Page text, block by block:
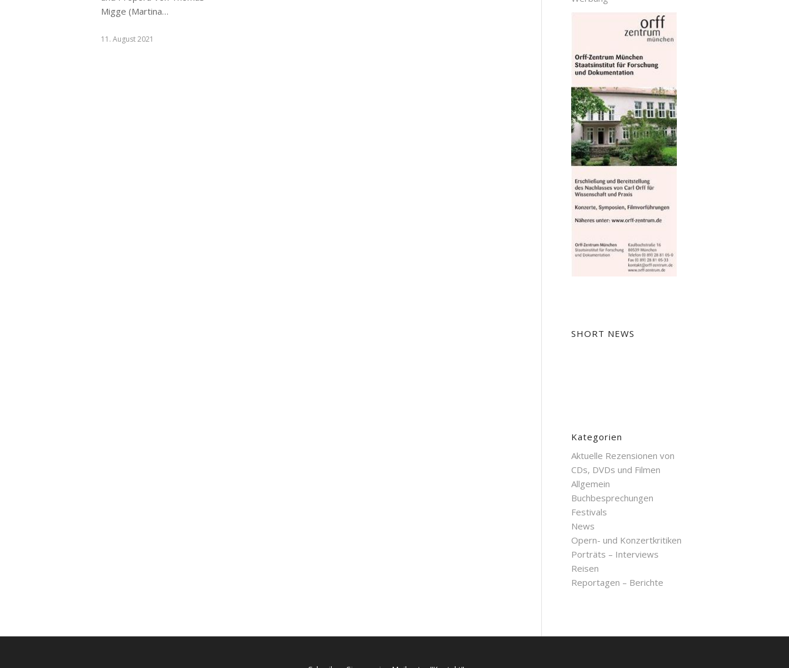
Migge (Martina…
11. August 2021
SHORT NEWS
Kategorien
Aktuelle Rezensionen von
CDs, DVDs und Filmen
Allgemein
Buchbesprechungen
Festivals
News
Opern- und Konzertkritiken
Porträts – Interviews
Reisen
Reportagen – Berichte